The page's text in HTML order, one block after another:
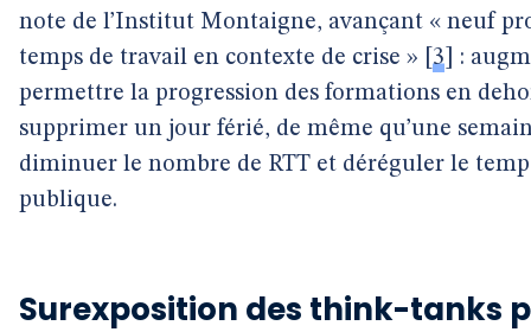
note de l’Institut Montaigne, avançant « neuf
temps de travail en contexte de crise »
3
:
permettre la progression des formations en
supprimer un jour férié, de même qu’une
diminuer le nombre de RTT et déréguler le
publique.
Surexposition des think-tanks